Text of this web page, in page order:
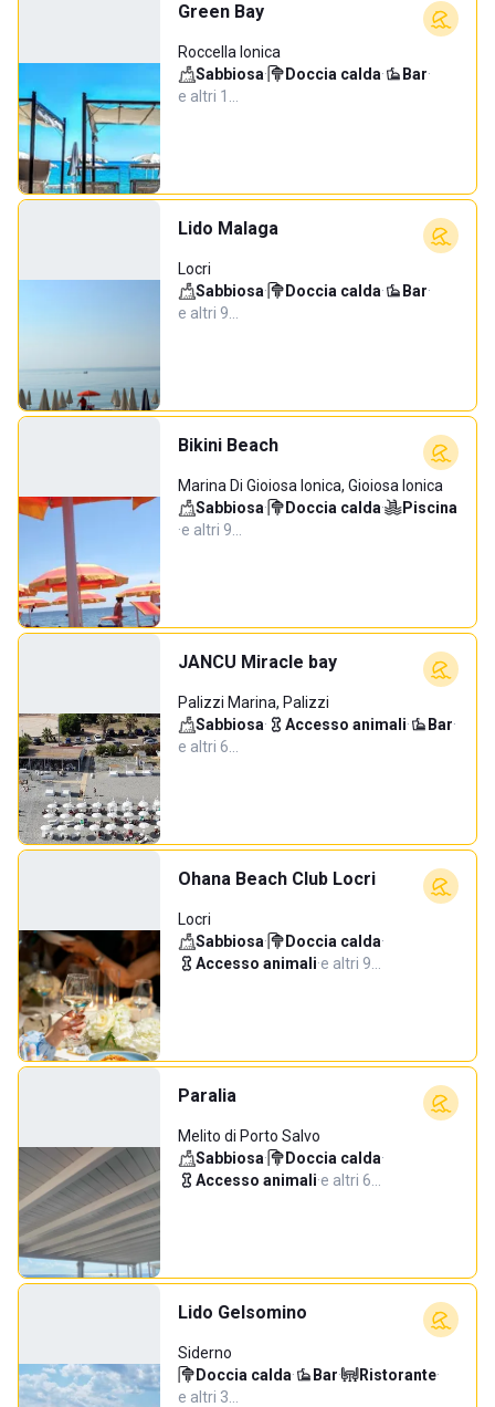
Green Bay
Roccella Ionica
Sabbiosa· Doccia calda· Bar·
e altri 1…
Lido Malaga
Locri
Sabbiosa· Doccia calda· Bar·
e altri 9…
Bikini Beach
Marina Di Gioiosa Ionica, Gioiosa Ionica
Sabbiosa· Doccia calda·
Piscina
·e altri 9…
JANCU Miracle bay
Palizzi Marina, Palizzi
Sabbiosa· Accesso animali· Bar·
e altri 6…
Ohana Beach Club Locri
Locri
Sabbiosa· Doccia calda·
Accesso animali·e altri 9…
Paralia
Melito di Porto Salvo
Sabbiosa· Doccia calda·
Accesso animali·e altri 6…
Lido Gelsomino
Siderno
Doccia calda· Bar· Ristorante·
e altri 3…